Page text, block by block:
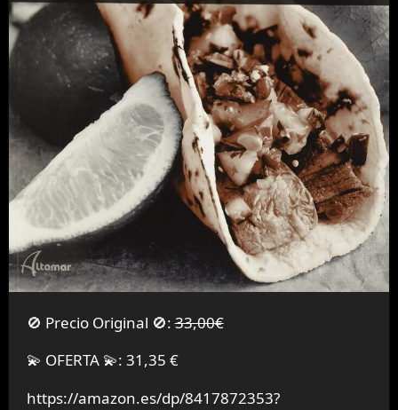
🚫 Precio Original 🚫:33,00€
💫 OFERTA 💫: 31,35 €
https://amazon.es/dp/8417872353?